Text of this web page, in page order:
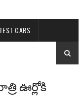
CARS
ఊర్లోకి